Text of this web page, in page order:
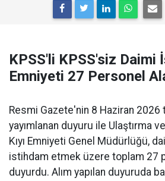
KPSS'li KPSS'siz Daimi
Emniyeti 27 Personel
Resmi Gazete'nin 8 Haziran 2026
yayımlanan duyuru ile Ulaştırma ve
Kıyı Emniyeti Genel Müdürlüğü,
istihdam etmek üzere toplam 27
duyurdu. Alım yapılan duyuruda